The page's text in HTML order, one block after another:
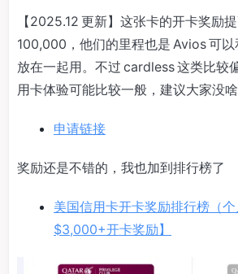
【2025.12 更新】这张卡的开卡奖励
100,000，他们的里程也是 Avios 可
放在一起用。不过 cardless 这类比较
用卡体验可能比较一般，建议大家没啥
申请链接
奖励还是不错的，我也加到排行榜了
美国信用卡开卡奖励排行榜（
$3,000+开卡奖励】